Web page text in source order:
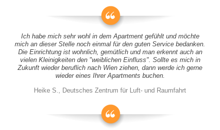
Ich habe mich sehr wohl in dem Apartment gefühlt und möchte
mich an dieser Stelle noch einmal für den guten Service bedanken.
Die Einrichtung ist wohnlich, gemütlich und man erkennt auch an
vielen Kleinigkeiten den "weiblichen Einfluss". Sollte es mich in
Zukunft wieder beruflich nach Wien ziehen, dann werde ich gerne
wieder eines Ihrer Apartments buchen.
Heike S., Deutsches Zentrum für Luft- und Raumfahrt